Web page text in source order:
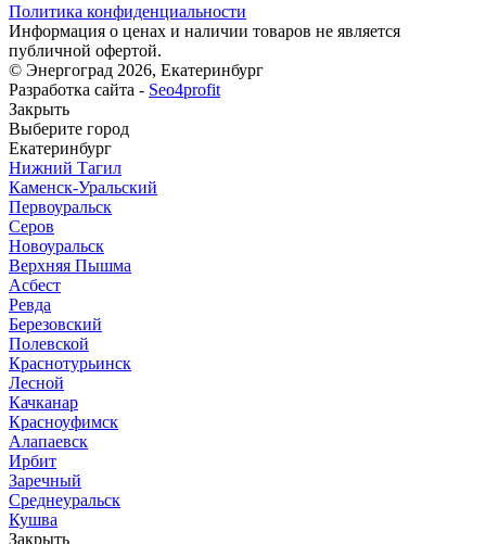
Политика конфиденциальности
Информация о ценах и наличии товаров не является
публичной офертой.
© Энергоград 2026, Екатеринбург
Разработка сайта - Seo4profit
Закрыть
Выберите город
Екатеринбург
Нижний Тагил
Каменск-Уральский
Первоуральск
Серов
Новоуральск
Верхняя Пышма
Асбест
Ревда
Березовский
Полевской
Краснотурьинск
Лесной
Качканар
Красноуфимск
Алапаевск
Ирбит
Заречный
Среднеуральск
Кушва
Закрыть